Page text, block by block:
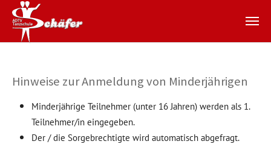
Hinweise zur Anmeldung von Minderjährigen
Minderjährige Teilnehmer (unter 16 Jahren) werden als 1.
Teilnehmer/in eingegeben.
Der / die Sorgebrechtigte wird automatisch abgefragt.